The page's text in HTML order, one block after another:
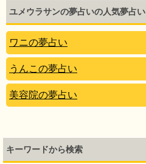
ユメウラサンの夢占いの人気夢占い
ワニの夢占い
うんこの夢占い
美容院の夢占い
キーワードから検索